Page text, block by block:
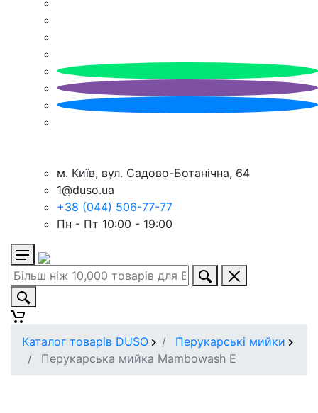
м. Київ, вул. Садово-Ботанічна, 64
1@duso.ua
+38 (044) 506-77-77
Пн - Пт 10:00 - 19:00
Каталог товарів DUSO
Перукарські мийки
Перукарська мийка Mambowash E